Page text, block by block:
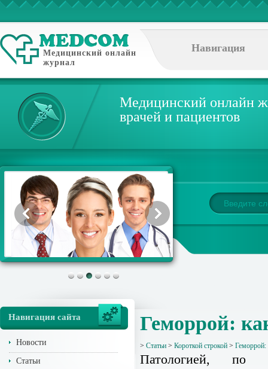
Медицинский онлайн
журнал
Навигация
Медицинский онлайн
врачей и пациентов
Навигация сайта
Новости
Статьи
Геморрой:
> Статьи > Короткой строкой > Геморрой:
Патологией, по